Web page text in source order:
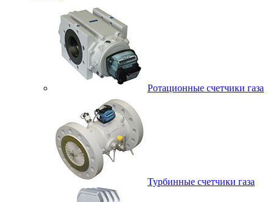
Ротационные счетчики газа
Турбинные счетчики газа